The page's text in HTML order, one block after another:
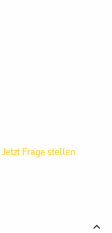
Jetzt Frage stellen